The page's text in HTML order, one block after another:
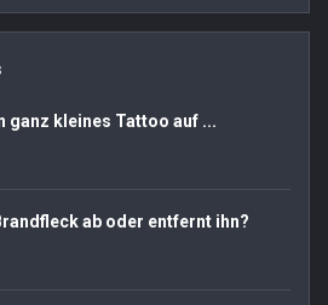
ganz kleines Tattoo auf ...
ab oder entfernt ihn?